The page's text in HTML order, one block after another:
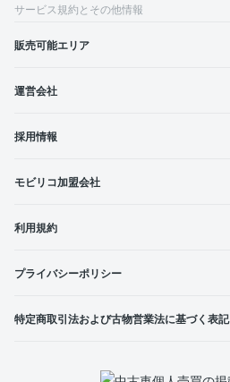
サービス規約とその他情報
販売可能エリア
運営会社
採用情報
モビリコ加盟会社
利用規約
プライバシーポリシー
特定商取引法および古物営業法に基づく表記